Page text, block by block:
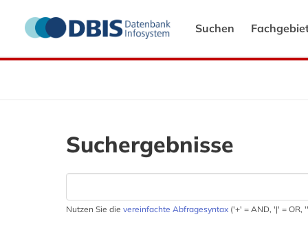
Suchen
Suchergebnisse
Nutzen Sie die vereinfachte Abfragesyntax ('+' = AND, '|' = OR,